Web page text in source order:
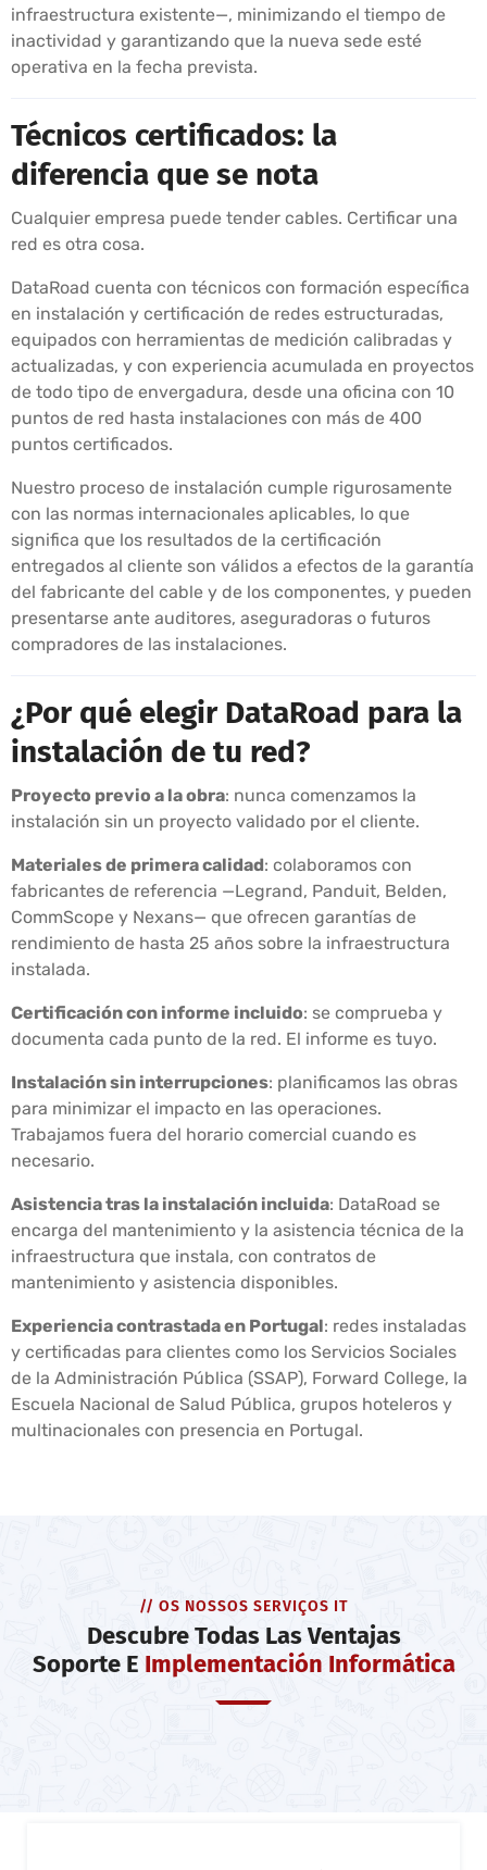
infraestructura existente—, minimizando el tiempo de
inactividad y garantizando que la nueva sede esté
operativa en la fecha prevista.
Técnicos certificados: la
diferencia que se nota
Cualquier empresa puede tender cables. Certificar una
red es otra cosa.
DataRoad cuenta con técnicos con formación específica
en instalación y certificación de redes estructuradas,
equipados con herramientas de medición calibradas y
actualizadas, y con experiencia acumulada en proyectos
de todo tipo de envergadura, desde una oficina con 10
puntos de red hasta instalaciones con más de 400
puntos certificados.
Nuestro proceso de instalación cumple rigurosamente
con las normas internacionales aplicables, lo que
significa que los resultados de la certificación
entregados al cliente son válidos a efectos de la garantía
del fabricante del cable y de los componentes, y pueden
presentarse ante auditores, aseguradoras o futuros
compradores de las instalaciones.
¿Por qué elegir DataRoad para la
instalación de tu red?
Proyecto previo a la obra: nunca comenzamos la
instalación sin un proyecto validado por el cliente.
Materiales de primera calidad: colaboramos con
fabricantes de referencia —Legrand, Panduit, Belden,
CommScope y Nexans— que ofrecen garantías de
rendimiento de hasta 25 años sobre la infraestructura
instalada.
Certificación con informe incluido: se comprueba y
documenta cada punto de la red. El informe es tuyo.
Instalación sin interrupciones: planificamos las obras
para minimizar el impacto en las operaciones.
Trabajamos fuera del horario comercial cuando es
necesario.
Asistencia tras la instalación incluida: DataRoad se
encarga del mantenimiento y la asistencia técnica de la
infraestructura que instala, con contratos de
mantenimiento y asistencia disponibles.
Experiencia contrastada en Portugal: redes instaladas
y certificadas para clientes como los Servicios Sociales
de la Administración Pública (SSAP), Forward College, la
Escuela Nacional de Salud Pública, grupos hoteleros y
multinacionales con presencia en Portugal.
// OS NOSSOS SERVIÇOS IT
Descubre Todas Las Ventajas
Soporte E Implementación Informática